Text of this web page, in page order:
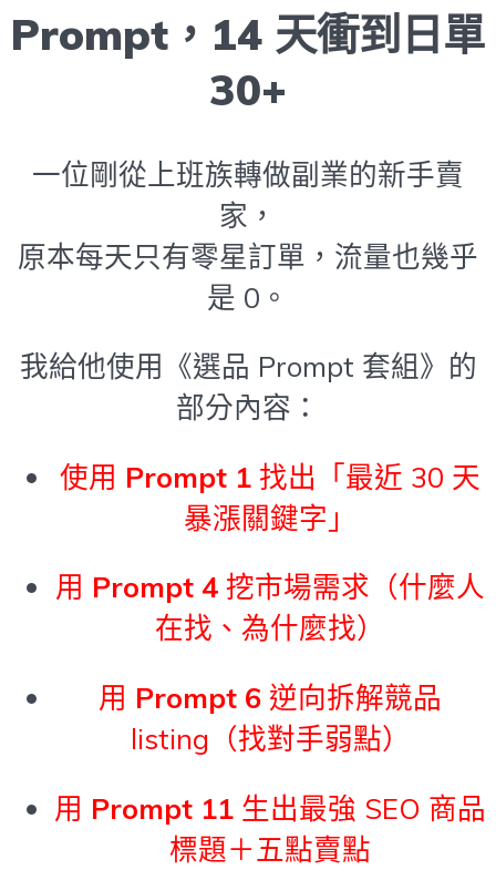
Prompt，14 天衝到日單
30+
一位剛從上班族轉做副業的新手賣
家，
原本每天只有零星訂單，流量也幾乎
是 0。
我給他使用《選品 Prompt 套組》的
部分內容：
使用 Prompt 1 找出「最近 30 天
暴漲關鍵字」
用 Prompt 4 挖市場需求（什麼人
在找、為什麼找）
用 Prompt 6 逆向拆解競品
listing（找對手弱點）
用 Prompt 11 生出最強 SEO 商品
標題＋五點賣點